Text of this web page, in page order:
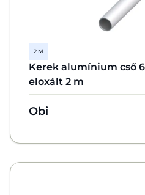
2 M
Kerek alumínium cső
eloxált 2 m
Obi